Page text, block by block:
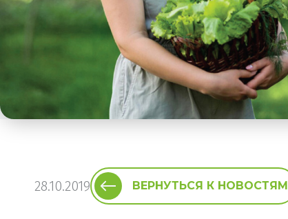
28.10.2019 ВЕРНУТЬСЯ К НОВОСТЯМ